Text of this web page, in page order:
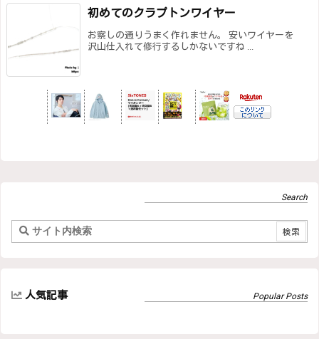
初めてのクラプトンワイヤー
お察しの通りうまく作れません。 安いワイヤーを
沢山仕入れて修行するしかないですね ...
人気記事